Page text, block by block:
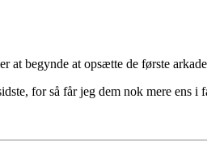
at begynde at opsætte de første
for så får jeg dem nok mere ens